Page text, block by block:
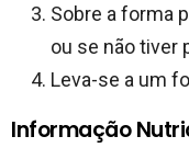
Sobre a forma
ou se não tiver
Leva-se a um
Informação